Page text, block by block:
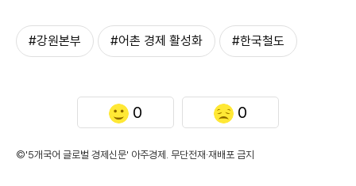
#강원본부 #어촌 경제 활성화 #한국철도
0 0
©'5개국어 글로벌 경제신문' 아주경제. 무단전재·재배포 금지